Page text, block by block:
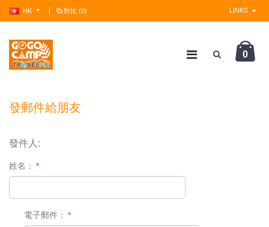
HK 對比 (0) LINKS
0
發郵件給朋友
發件人:
*
姓名：
*
電子郵件：